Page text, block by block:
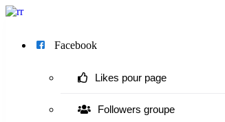
Facebook
Likes pour page
Followers groupe